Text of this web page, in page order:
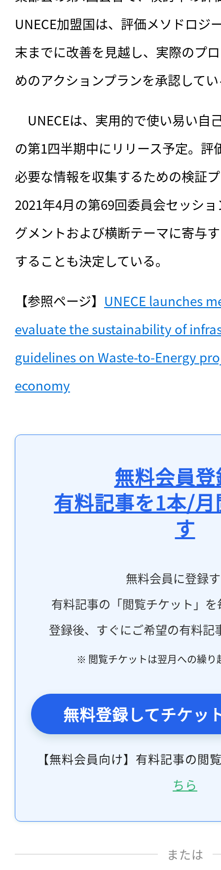
UNECE加盟国は、評価メソドロジ
末までに改善を見越し、実際のプ
めのアクションプランを承認して
UNECEは、実用的で使い易い自
の第1四半期中にリリース予定。評
必要な情報を収集するための検証
2021年4月の第69回委員会セッシ
グメントおよび横断テーマに寄与
することも決定している。
【参照ページ】 UNECE launches
evaluate the sustainability of
guidelines on Waste-to-Energy
economy
無料会員
有料記事を1本/
す
無料会員に登録
有料記事の「閲覧チケット」
登録後、すぐにご希望の有料記
※ 閲覧チケットは翌月への繰り
無料登録してチケッ
【無料会員向け】有料記事の閲
ちら
または